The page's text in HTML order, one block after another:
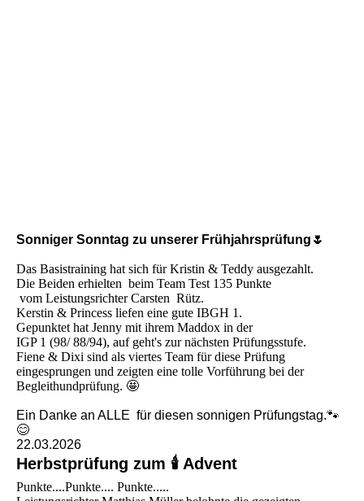
Sonniger Sonntag zu unserer Frühjahrsprüfung🌷
Das Basistraining hat sich für Kristin & Teddy ausgezahlt.
Die Beiden erhielten beim Team Test 135 Punkte
vom Leistungsrichter Carsten Rütz.
Kerstin & Princess liefen eine gute IBGH 1.
Gepunktet hat Jenny mit ihrem Maddox in der
IGP 1 (98/ 88/94), auf geht's zur nächsten Prüfungsstufe.
Fiene & Dixi sind als viertes Team für diese Prüfung
eingesprungen und zeigten eine tolle Vorführung bei der
Begleithundprüfung. 🤩
Ein Danke an ALLE für diesen sonnigen Prüfungstag.🐾
😊
22.03.2026
Herbstprüfung zum 🕯 Advent
Punkte....Punkte.... Punkte.....